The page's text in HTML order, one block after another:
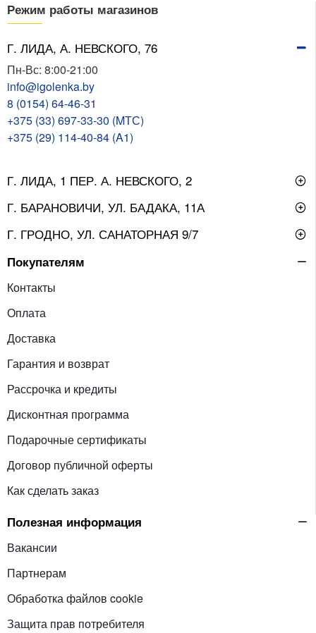
Режим работы магазинов
Г. ЛИДА, А. НЕВСКОГО, 76
Пн-Вс: 8:00-21:00
info@igolenka.by
8 (0154) 64-46-31
+375 (33) 697-33-30 (MТС)
+375 (29) 114-40-84 (A1)
Г. ЛИДА, 1 ПЕР. А. НЕВСКОГО, 2
Г. БАРАНОВИЧИ, УЛ. БАДАКА, 11А
Г. ГРОДНО, УЛ. САНАТОРНАЯ 9/7
Покупателям
Контакты
Оплата
Доставка
Гарантия и возврат
Рассрочка и кредиты
Дисконтная программа
Подарочные сертификаты
Договор публичной оферты
Как сделать заказ
Полезная информация
Вакансии
Партнерам
Обработка файлов cookie
Защита прав потребителя